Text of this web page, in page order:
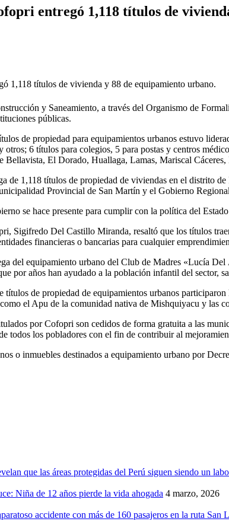
entregó 1,118 títulos de
1,118 títulos de vivienda y 88 de equipamiento urbano.
y Saneamiento, a través del Organismo de
públicas.
de propiedad para equipamientos urbanos estuvo
otros; 6 títulos para colegios, 5 para postas y centros
Bellavista, El Dorado, Huallaga, Lamas, Mariscal
de 1,118 títulos de propiedad de viviendas en el distrito
Provincial de San Martín y el Gobierno
se hace presente para cumplir con la política del
Sigifredo Del Castillo Miranda, resaltó que los títulos
financieras o bancarias para cualquier
del equipamiento urbano del Club de Madres «Lucía
por años han ayudado a la población infantil del sector,
títulos de propiedad de equipamientos urbanos
el Apu de la comunidad nativa de Mishquiyacu y las
por Cofopri son cedidos de forma gratuita a las
todos los pobladores con el fin de contribuir al
o inmuebles destinados a equipamiento urbano por
que las áreas protegidas del Perú siguen siendo un
Niña de 12 años pierde la vida ahogada 4 marzo, 2026
accidente con más de 160 pasajeros en la ruta San